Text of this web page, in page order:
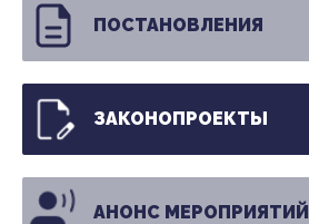
ПОСТАНОВЛЕНИЯ
ЗАКОНОПРОЕКТЫ
АНОНС МЕРОПРИЯТИЙ